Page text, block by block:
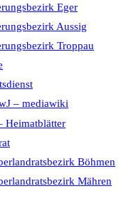
Eger
Aussig
Troppau
– mediawiki
Heimatblätter
Böhmen
Mähren